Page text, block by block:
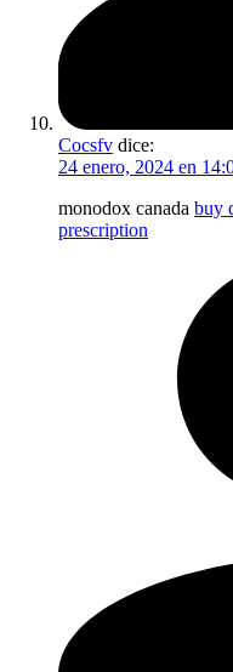
Cocsfv dice:
24 enero, 2024 en
monodox canada buy
prescription